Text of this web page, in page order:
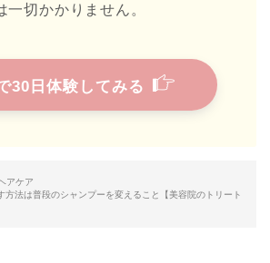
切かかりません。
30日体験してみる
アケア
方法は普段のシャンプーを変えること【美容院のトリート